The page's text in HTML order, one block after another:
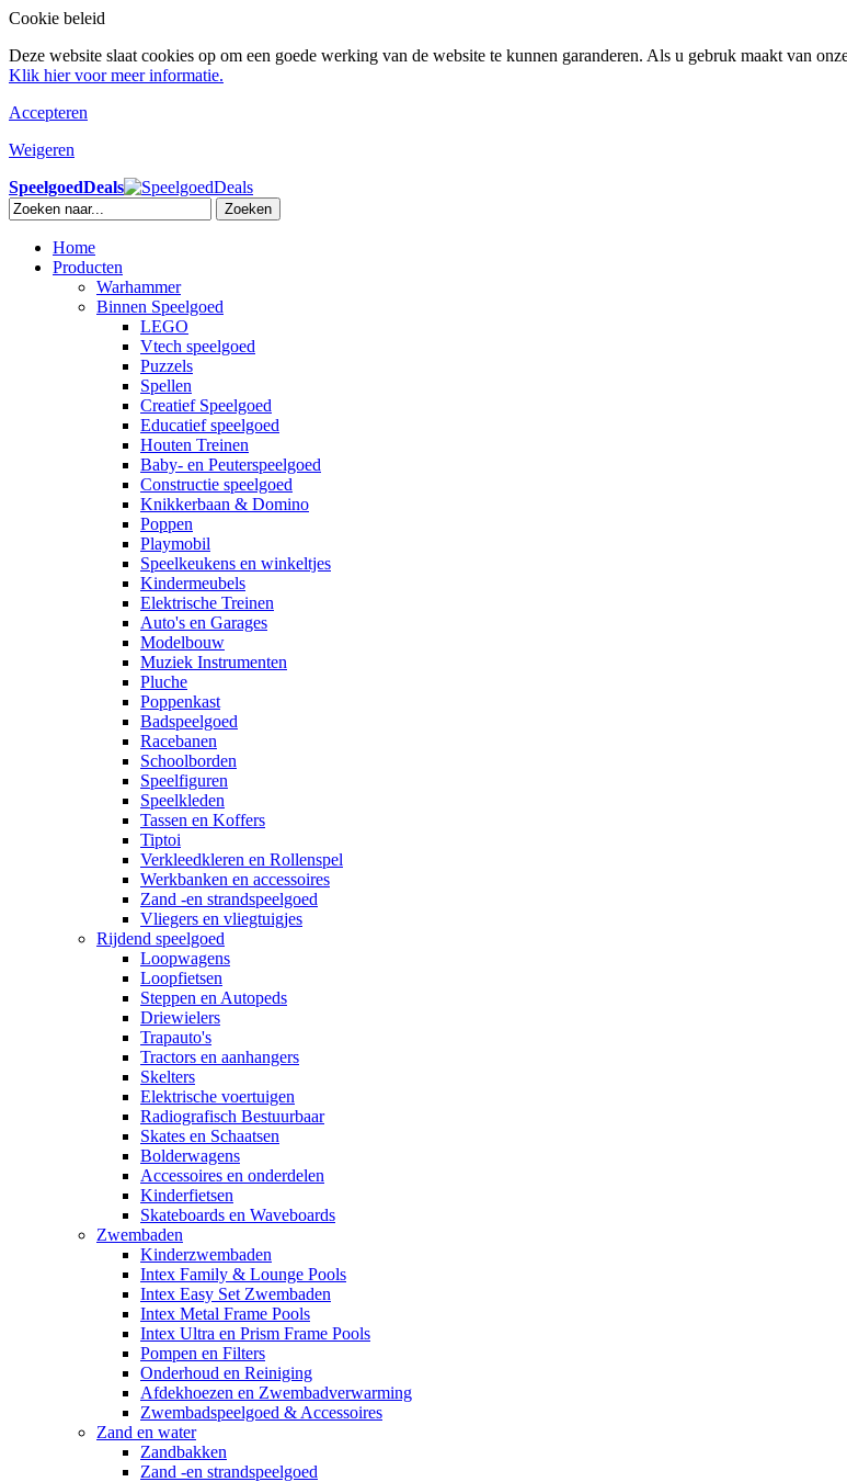
Cookie beleid
Deze website slaat cookies op om een goede werking van de website te kunnen garanderen. Als u gebruk maakt van
Klik hier voor meer informatie.
Accepteren
Weigeren
SpeelgoedDeals
Zoeken
Home
Producten
Warhammer
Binnen Speelgoed
LEGO
Vtech speelgoed
Puzzels
Spellen
Creatief Speelgoed
Educatief speelgoed
Houten Treinen
Baby- en Peuterspeelgoed
Constructie speelgoed
Knikkerbaan & Domino
Poppen
Playmobil
Speelkeukens en winkeltjes
Kindermeubels
Elektrische Treinen
Auto's en Garages
Modelbouw
Muziek Instrumenten
Pluche
Poppenkast
Badspeelgoed
Racebanen
Schoolborden
Speelfiguren
Speelkleden
Tassen en Koffers
Tiptoi
Verkleedkleren en Rollenspel
Werkbanken en accessoires
Zand -en strandspeelgoed
Vliegers en vliegtuigjes
Rijdend speelgoed
Loopwagens
Loopfietsen
Steppen en Autopeds
Driewielers
Trapauto's
Tractors en aanhangers
Skelters
Elektrische voertuigen
Radiografisch Bestuurbaar
Skates en Schaatsen
Bolderwagens
Accessoires en onderdelen
Kinderfietsen
Skateboards en Waveboards
Zwembaden
Kinderzwembaden
Intex Family & Lounge Pools
Intex Easy Set Zwembaden
Intex Metal Frame Pools
Intex Ultra en Prism Frame Pools
Pompen en Filters
Onderhoud en Reiniging
Afdekhoezen en Zwembadverwarming
Zwembadspeelgoed & Accessoires
Zand en water
Zandbakken
Zand -en strandspeelgoed